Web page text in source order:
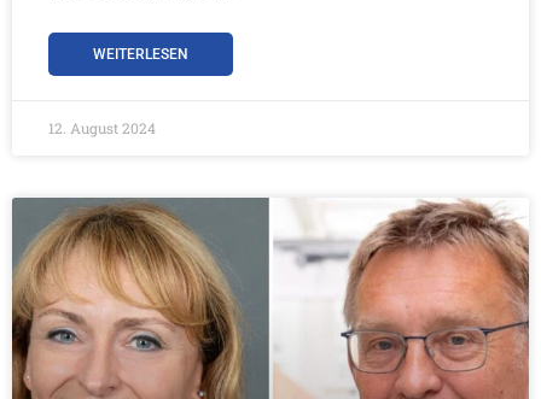
WEITERLESEN
12. August 2024